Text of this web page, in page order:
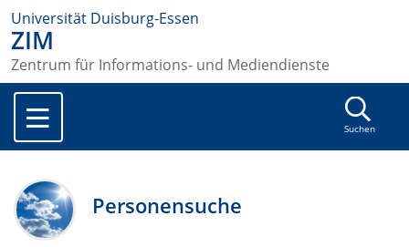
Universität Duisburg-Essen
ZIM
Zentrum für Informations- und Mediendienste
Suchen
Personensuche